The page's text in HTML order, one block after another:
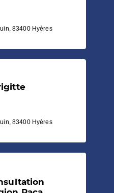
83400 Hyères
83400 Hyères